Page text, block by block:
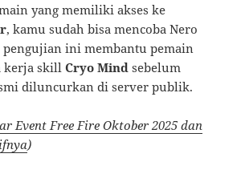
yang memiliki akses ke
, kamu sudah bisa mencoba Nero
pengujian ini membantu pemain
kerja skillCryo Mind sebelum
diluncurkan di server publik.
Event Free Fire Oktober 2025 dan
)